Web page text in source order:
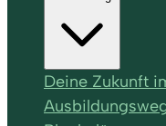
Deine Zukunft